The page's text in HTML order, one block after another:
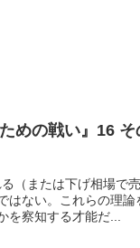
めの戦い』16
（または下げ相場で
はない。これらの理
察知する才能だ...